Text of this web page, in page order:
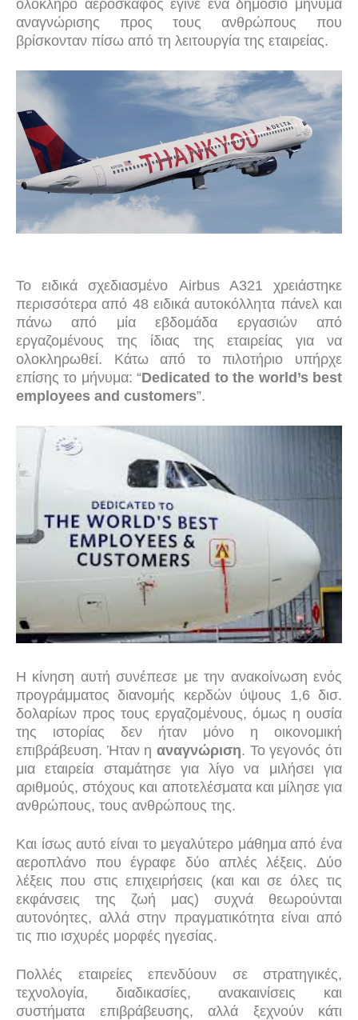
ολόκληρο αεροσκάφος έγινε ένα δημόσιο μήνυμα
αναγνώρισης προς τους ανθρώπους που
βρίσκονταν πίσω από τη λειτουργία της εταιρείας.
Το ειδικά σχεδιασμένο Airbus A321 χρειάστηκε
περισσότερα από 48 ειδικά αυτοκόλλητα πάνελ και
πάνω από μία εβδομάδα εργασιών από
εργαζομένους της ίδιας της εταιρείας για να
ολοκληρωθεί. Κάτω από το πιλοτήριο υπήρχε
επίσης το μήνυμα: “Dedicated to the world’s best
employees and customers”.
Η κίνηση αυτή συνέπεσε με την ανακοίνωση ενός
προγράμματος διανομής κερδών ύψους 1,6 δισ.
δολαρίων προς τους εργαζομένους, όμως η ουσία
της ιστορίας δεν ήταν μόνο η οικονομική
επιβράβευση. Ήταν η αναγνώριση. Το γεγονός ότι
μια εταιρεία σταμάτησε για λίγο να μιλήσει για
αριθμούς, στόχους και αποτελέσματα και μίλησε για
ανθρώπους, τους ανθρώπους της.
Και ίσως αυτό είναι το μεγαλύτερο μάθημα από ένα
αεροπλάνο που έγραφε δύο απλές λέξεις. Δύο
λέξεις που στις επιχειρήσεις (και και σε όλες τις
εκφάνσεις της ζωή μας) συχνά θεωρούνται
αυτονόητες, αλλά στην πραγματικότητα είναι από
τις πιο ισχυρές μορφές ηγεσίας.
Πολλές εταιρείες επενδύουν σε στρατηγικές,
τεχνολογία, διαδικασίες, ανακαινίσεις και
συστήματα επιβράβευσης, αλλά ξεχνούν κάτι